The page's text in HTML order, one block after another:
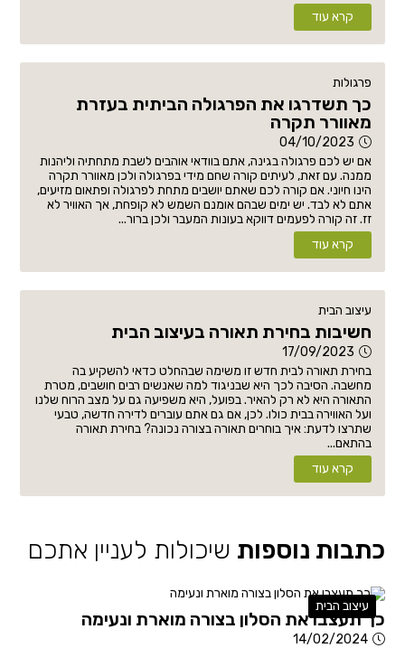
קרא עוד
פרגולות
כך תשדרגו את הפרגולה הביתית בעזרת
מאוורר תקרה
04/10/2023
אם יש לכם פרגולה בגינה, אתם בוודאי אוהבים לשבת מתחתיה וליהנות
ממנה. עם זאת, לעיתים קורה שחם מידי בפרגולה ולכן מאוורר תקרה
הינו חיוני. אם קורה לכם שאתם יושבים מתחת לפרגולה ופתאום מזיעים,
אתם לא לבד. יש ימים שבהם אומנם השמש לא קופחת, אך האוויר לא
זז. זה קורה לפעמים דווקא בעונות המעבר ולכן ברור...
קרא עוד
עיצוב הבית
חשיבות בחירת תאורה בעיצוב הבית
17/09/2023
בחירת תאורה לבית חדש זו משימה שבהחלט כדאי להשקיע בה
מחשבה. הסיבה לכך היא שבניגוד למה שאנשים רבים חושבים, מטרת
התאורה היא לא רק להאיר. בפועל, היא משפיעה גם על מצב הרוח שלנו
ועל האווירה בבית כולו. לכן, אם גם אתם עוברים לדירה חדשה, טבעי
שתרצו לדעת: איך בוחרים תאורה בצורה נכונה? בחירת תאורה
בהתאם...
קרא עוד
כתבות נוספות שיכולות לעניין אתכם
עיצוב הבית
כך תעצבו את הסלון בצורה מוארת ונעימה
14/02/2024